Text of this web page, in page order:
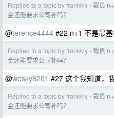
Replied to a topic by frankkly › 裁员
金还能要求公司补吗？
@terence4444 #22 n+1 不是最基
Replied to a topic by frankkly › 裁员
金还能要求公司补吗？
@wesky8201 #27 这个我知道，
Replied to a topic by frankkly › 裁员
金还能要求公司补吗？